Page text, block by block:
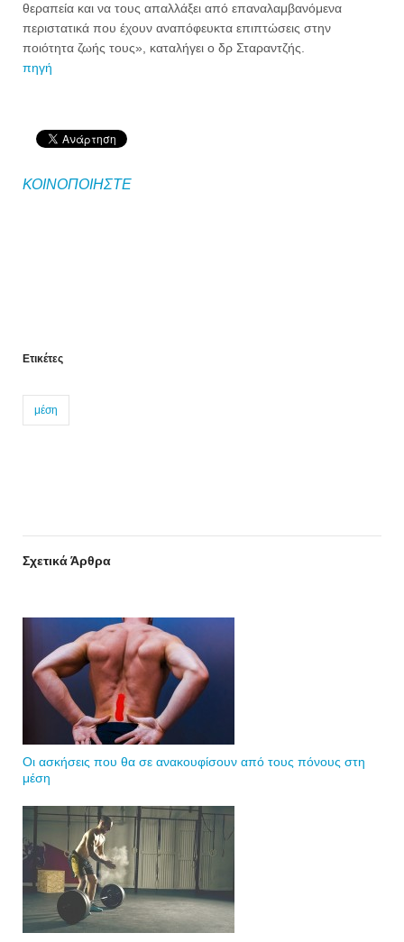
θεραπεία και να τους απαλλάξει από επαναλαμβανόμενα
περιστατικά που έχουν αναπόφευκτα επιπτώσεις στην
ποιότητα ζωής τους», καταλήγει ο δρ Σταραντζής.
πηγή
ΚΟΙΝΟΠΟΙΗΣΤΕ
Ετικέτες
μέση
Σχετικά Άρθρα
Οι ασκήσεις που θα σε ανακουφίσουν από τους πόνους στη
μέση